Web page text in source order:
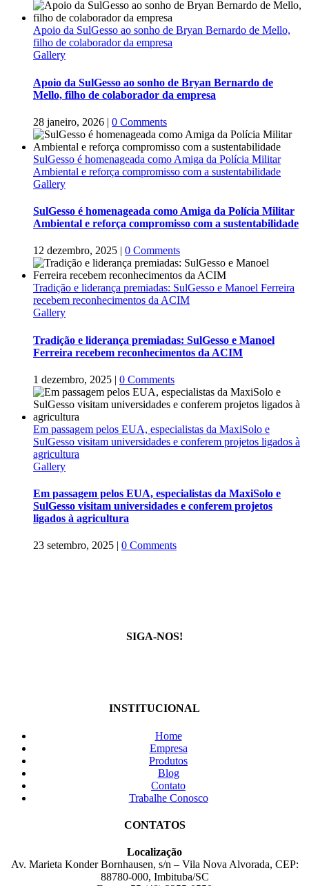
Apoio da SulGesso ao sonho de Bryan Bernardo de Mello,
filho de colaborador da empresa
Gallery
Apoio da SulGesso ao sonho de Bryan Bernardo de
Mello, filho de colaborador da empresa
28 janeiro, 2026 | 0 Comments
SulGesso é homenageada como Amiga da Polícia Militar
Ambiental e reforça compromisso com a sustentabilidade
Gallery
SulGesso é homenageada como Amiga da Polícia Militar
Ambiental e reforça compromisso com a sustentabilidade
12 dezembro, 2025 | 0 Comments
Tradição e liderança premiadas: SulGesso e Manoel Ferreira
recebem reconhecimentos da ACIM
Gallery
Tradição e liderança premiadas: SulGesso e Manoel
Ferreira recebem reconhecimentos da ACIM
1 dezembro, 2025 | 0 Comments
Em passagem pelos EUA, especialistas da MaxiSolo e
SulGesso visitam universidades e conferem projetos ligados à
agricultura
Gallery
Em passagem pelos EUA, especialistas da MaxiSolo e
SulGesso visitam universidades e conferem projetos
ligados à agricultura
23 setembro, 2025 0 Comments
SIGA-NOS!
INSTITUCIONAL
Home
Empresa
Produtos
Blog
Contato
Trabalhe Conosco
CONTATOS
Localização
Av. Marieta Konder Bornhausen, s/n – Vila Nova Alvorada, CEP:
88780-000, Imbituba/SC